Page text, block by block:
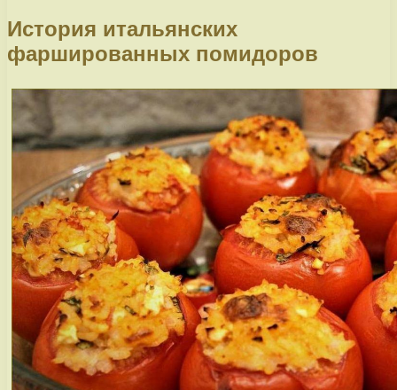
История итальянских
фаршированных помидоров